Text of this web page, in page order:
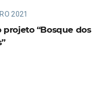
2021
projeto “Bosque dos